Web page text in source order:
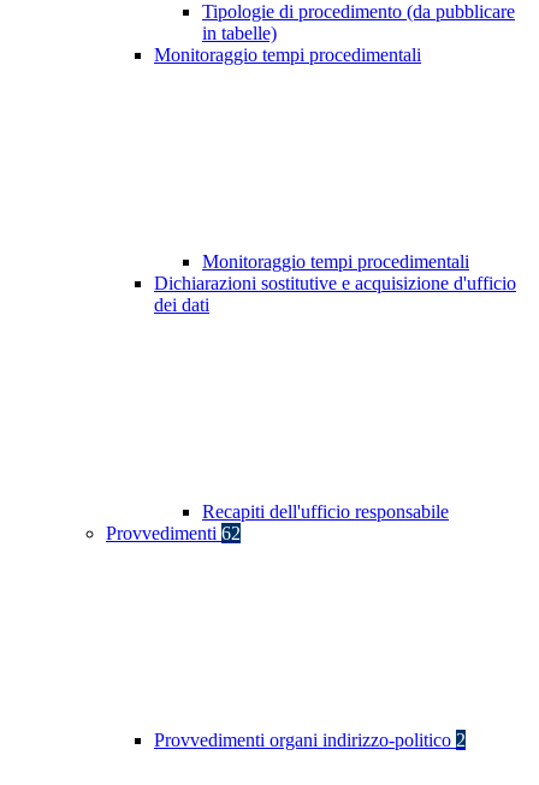
Tipologie di procedimento (da pubblicare
in tabelle)
Monitoraggio tempi procedimentali
Monitoraggio tempi procedimentali
Dichiarazioni sostitutive e acquisizione d'ufficio
dei dati
Recapiti dell'ufficio responsabile
Provvedimenti 62
Provvedimenti organi indirizzo-politico 2